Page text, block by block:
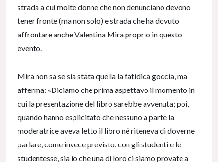
strada a cui molte donne che non denunciano devono
tener fronte (ma non solo) e strada che ha dovuto
affrontare anche Valentina Mira proprio in questo
evento.
Mira non sa se sia stata quella la fatidica goccia, ma
afferma: «Diciamo che prima aspettavo il momento in
cui la presentazione del libro sarebbe avvenuta; poi,
quando hanno esplicitato che nessuno a parte la
moderatrice aveva letto il libro né riteneva di doverne
parlare, come invece previsto, con gli studenti e le
studentesse, sia io che una di loro ci siamo provate a